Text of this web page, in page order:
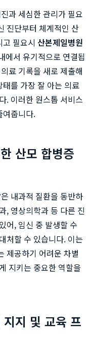
과 세심한 관리가 필요
진단부터 체계적인 산
고 필요시 산본제일병원
에서 유기적으로 연결됩
료 기록을 새로 제출해
를 가장 잘 아는 의료
. 이러한 원스톱 서비스
여줍니다.
산모 합병증
내과적 질환을 동반하
, 영상의학과 등 다른 진
어, 임신 중 발생할 수
처할 수 있습니다. 이는
제공하기 어려운 차별
지키는 중요한 역할을
지 및 교육 프